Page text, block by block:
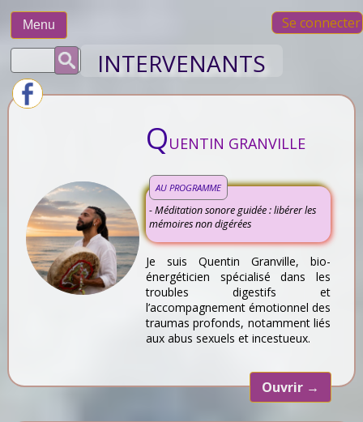
Menu Se connecter
Rechercher : INTERVENANTS
QUENTIN GRANVILLE
AU PROGRAMME
- Méditation sonore guidée : libérer les
mémoires non digérées
Je suis Quentin Granville, bio-
énergéticien spécialisé dans les
troubles digestifs et
l’accompagnement émotionnel des
traumas profonds, notamment liés
aux abus sexuels et incestueux.
Ouvrir →